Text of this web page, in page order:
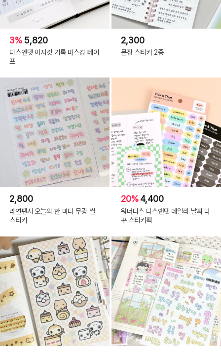
3% 5,820
디스앤뎃 이지컷 기록 마스킹 테이
프
2,300
문장 스티커 2종
2,800
라연팬시 오늘의 한 마디 무광 씰
스티커
20%4,400
워너디스 디스앤뎃 데일리 날짜 다
꾸 스티커팩